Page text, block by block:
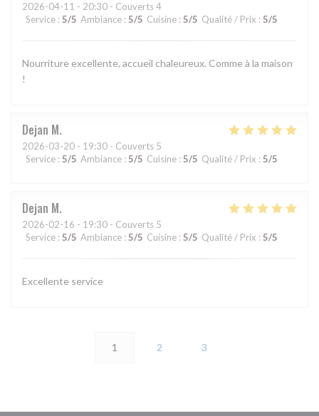
2026-04-11 - 20:30 - Couverts 4
Service : 5/5 Ambiance : 5/5 Cuisine : 5/5 Qualité / Prix : 5/5
Nourriture excellente, accueil chaleureux. Comme à la maison
!
Dejan M
2026-03-20 - 19:30 - Couverts 5
Service : 5/5 Ambiance : 5/5 Cuisine : 5/5 Qualité / Prix : 5/5
Dejan M
2026-02-16 - 19:30 - Couverts 5
Service : 5/5 Ambiance : 5/5 Cuisine : 5/5 Qualité / Prix : 5/5
Excellente service
1 2 3